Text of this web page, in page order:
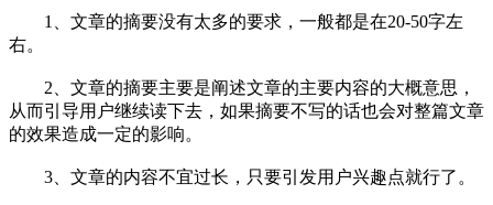
1、文章的摘要没有太多的要求，一般都是在20-50字左
右。
2、文章的摘要主要是阐述文章的主要内容的大概意思，
从而引导用户继续读下去，如果摘要不写的话也会对整篇文章
的效果造成一定的影响。
3、文章的内容不宜过长，只要引发用户兴趣点就行了。